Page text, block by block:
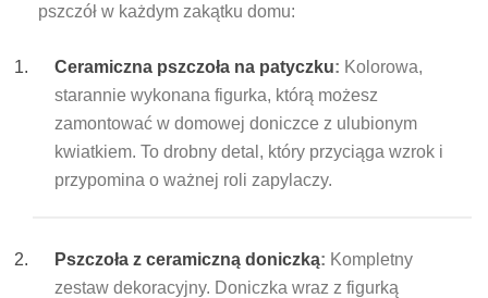
pszczół w każdym zakątku domu:
Ceramiczna pszczoła na patyczku: Kolorowa,
starannie wykonana figurka, którą możesz
zamontować w domowej doniczce z ulubionym
kwiatkiem. To drobny detal, który przyciąga wzrok i
przypomina o ważnej roli zapylaczy.
Pszczoła z ceramiczną doniczką: Kompletny
zestaw dekoracyjny. Doniczka wraz z figurką